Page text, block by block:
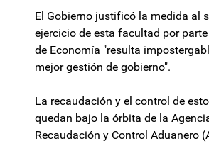
El Gobierno justificó la medida al
ejercicio de esta facultad por
de Economía "resulta
mejor gestión de gobierno".
La recaudación y el control de
quedan bajo la órbita de la
Recaudación y Control Aduanero